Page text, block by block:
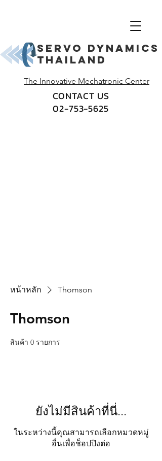
The Innovative Mechatronic Center
CONTACT US
02-753-5625
Servo dynamics
thailand
หน้าหลัก Thomson
Thomson
สินค้า 0 รายการ
ยังไม่มีสินค้าที่นี่...
ในระหว่างนี้คุณสามารถเลือกหมวดหมู่
อื่นเพื่อช็อปปิงต่อ